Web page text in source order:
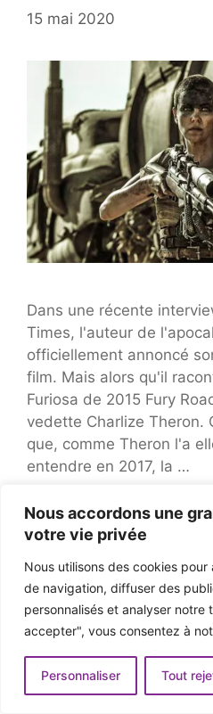
Nous accordons une
votre vie privée
Nous utilisons des cookies
de navigation, diffuser des
personnalisés et analyser notre
accepter", vous consentez à
Personnaliser Tout
15 mai 2020
Dans une récente
Times, l'auteur de
officiellement annoncé
film. Mais alors qu'il
Furiosa de 2015 Fury
vedette Charlize Theron.
que, comme Theron l'a
entendre en 2017, la …
Spotify
une